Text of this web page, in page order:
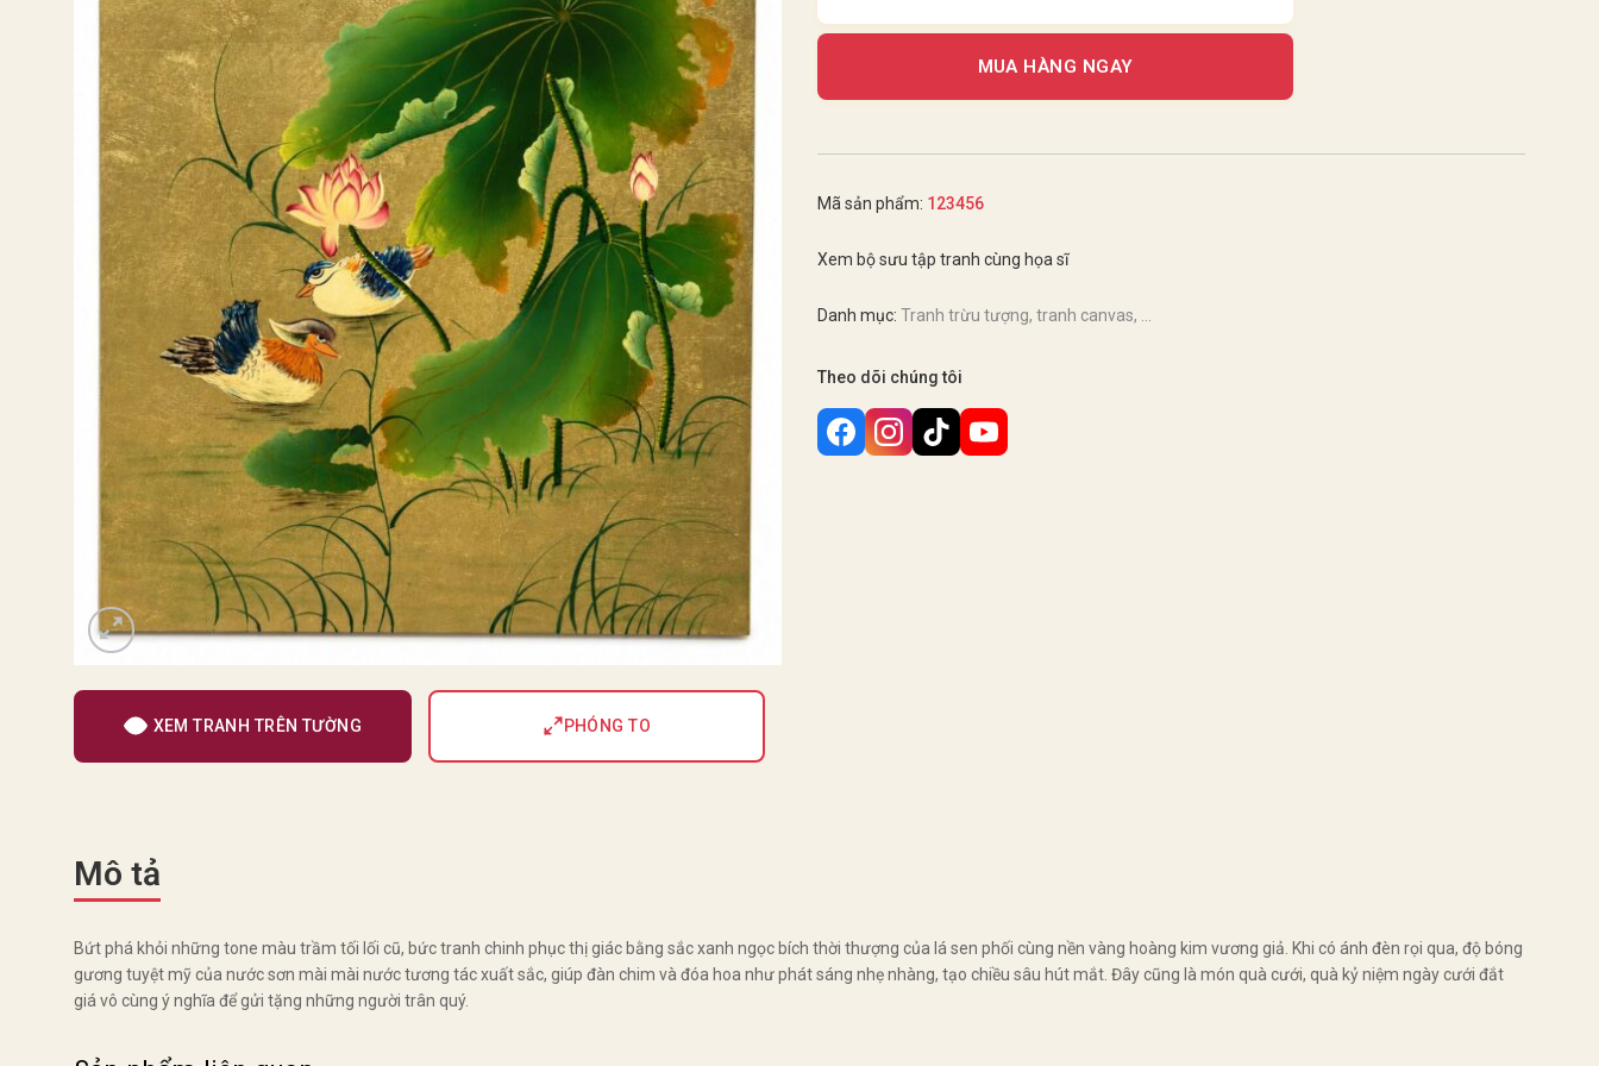
XEM TRANH TRÊN TƯỜNG PHÓNG TO
MUA HÀNG NGAY
Mã sản phẩm: 123456
Xem bộ sưu tập tranh cùng họa sĩ
Danh mục: Tranh trừu tượng, tranh canvas, ...
Theo dõi chúng tôi
Mô tả
Bứt phá khỏi những tone màu trầm tối lối cũ, bức tranh chinh phục thị giác bằng sắc xanh ngọc bích thời thượng của lá sen phối cùng nền vàng hoàng kim vương giả. Khi có ánh đèn rọi qua, độ bóng
gương tuyệt mỹ của nước sơn mài mài nước tương tác xuất sắc, giúp đàn chim và đóa hoa như phát sáng nhẹ nhàng, tạo chiều sâu hút mắt. Đây cũng là món quà cưới, quà kỷ niệm ngày cưới đắt
giá vô cùng ý nghĩa để gửi tặng những người trân quý.